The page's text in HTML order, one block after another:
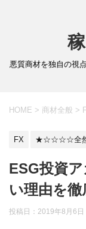
悪質商材を独自の視
HOME > 商材全般 >
FX ★☆☆☆☆全然
ESG投資
い理由を徹
投稿日：2019年8月6日